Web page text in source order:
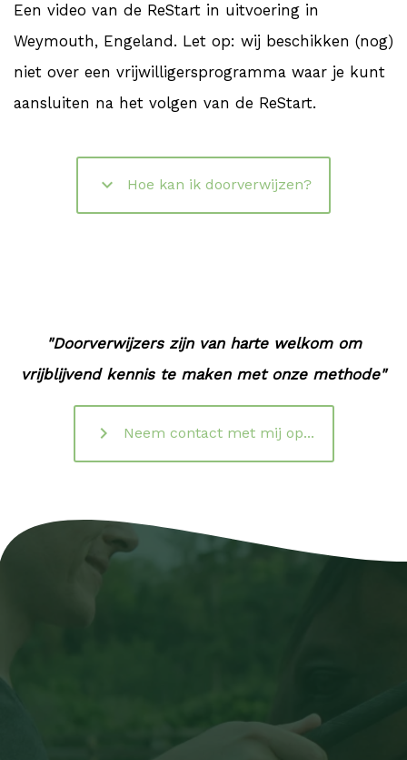
Een video van de ReStart in uitvoering in
Weymouth, Engeland. Let op: wij beschikken (nog)
niet over een vrijwilligersprogramma waar je kunt
aansluiten na het volgen van de ReStart.
keyboard_arrow_down Hoe kan ik doorverwijzen?
"Doorverwijzers zijn van harte welkom om
vrijblijvend kennis te maken met onze methode"
keyboard_arrow_right Neem contact met mij op...